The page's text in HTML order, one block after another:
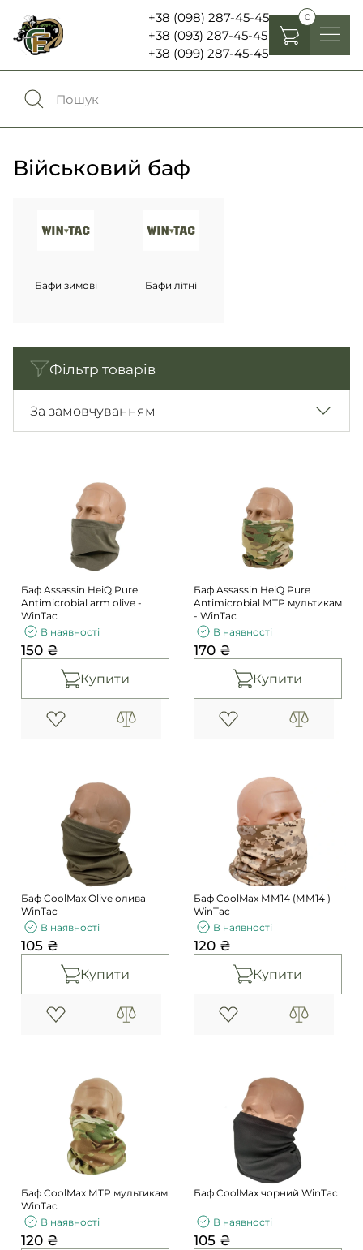
+38 (098) 287-45-45
+38 (093) 287-45-45
+38 (099) 287-45-45
0
Каталог
Акції
Доставка і оплата
Повернення та обмін
Аксесуари
Погони
Фурнітура
Військовий баф
Бафи зимові Бафи літні
Фільтр товарів
За замовчуванням
Баф Assassin HeiQ Pure
Antimicrobial arm olive -
WinTac
В наявності
150 ₴
Купити
Баф Assassin HeiQ Pure
Antimicrobial МТР мультикам
- WinTac
В наявності
170 ₴
Купити
Баф CoolMax Olive олива
WinTac
В наявності
105 ₴
Купити
Баф CoolMax ММ14 (ММ14 )
WinTac
В наявності
120 ₴
Купити
Баф CoolMax МТР мультикам
WinTac
В наявності
120 ₴
Баф CoolMax чорний WinTac
В наявності
105 ₴